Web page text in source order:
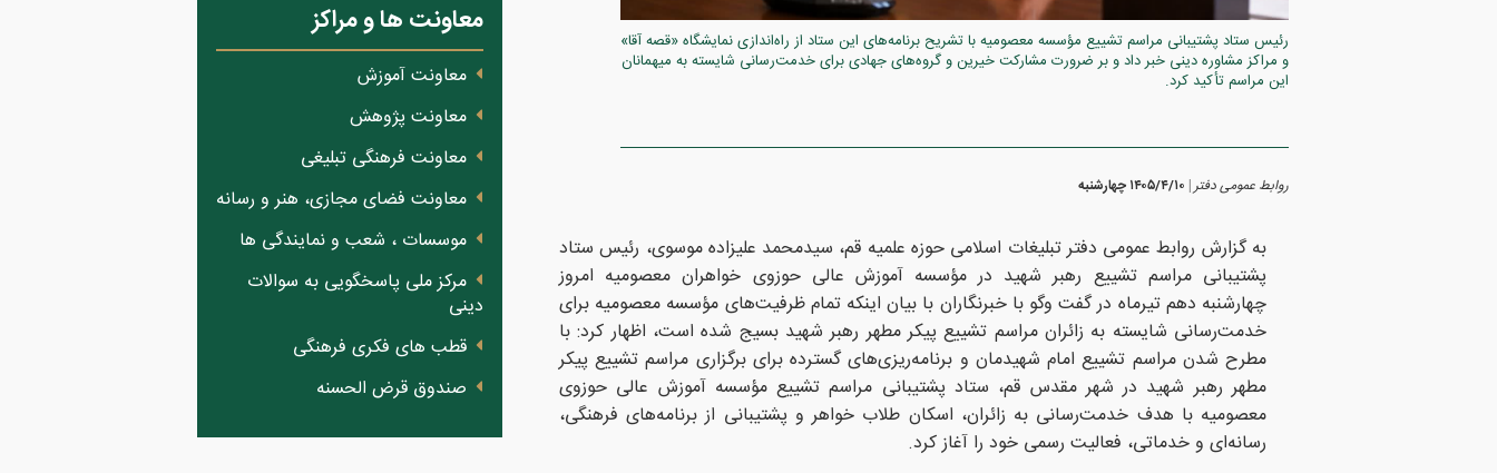
رئیس ستاد پشتیبانی مراسم تشییع مؤسسه معصومیه با تشریح برنامه‌های این ستاد از راه‌اندازی نمایشگاه «قصه آقا»
و مراکز مشاوره دینی خبر داد و بر ضرورت مشارکت خیرین و گروه‌های جهادی برای خدمت‌رسانی شایسته به میهمانان
این مراسم تأکید کرد.
روابط عمومی دفتر | ۱۴۰۵/۴/۱۰ چهارشنبه
به گزارش روابط عمومی دفتر تبلیغات اسلامی حوزه علمیه قم، سیدمحمد علیزاده موسوی، رئیس ستاد
پشتیبانی مراسم تشییع رهبر شهید در مؤسسه آموزش عالی حوزوی خواهران معصومیه امروز
چهارشنبه دهم تیرماه در گفت وگو با خبرنگاران با بیان اینکه تمام ظرفیت‌های مؤسسه معصومیه برای
خدمت‌رسانی شایسته به زائران مراسم تشییع پیکر مطهر رهبر شهید بسیج شده است، اظهار کرد: با
مطرح شدن مراسم تشییع امام شهیدمان و برنامه‌ریزی‌های گسترده برای برگزاری مراسم تشییع پیکر
مطهر رهبر شهید در شهر مقدس قم، ستاد پشتیبانی مراسم تشییع مؤسسه آموزش عالی حوزوی
معصومیه با هدف خدمت‌رسانی به زائران، اسکان طلاب خواهر و پشتیبانی از برنامه‌های فرهنگی،
رسانه‌ای و خدماتی، فعالیت رسمی خود را آغاز کرد.
معاونت ها و مراکز
معاونت آموزش
معاونت پژوهش
معاونت فرهنگی تبلیغی
معاونت فضای مجازی، هنر و رسانه
موسسات ، شعب و نمایندگی ها
مرکز ملی پاسخگویی به سوالات
دینی
قطب های فکری فرهنگی
صندوق قرض الحسنه